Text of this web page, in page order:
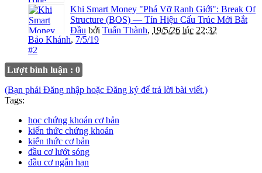
Khi Smart Money "Phá Vỡ Ranh Giới": Break Of
Structure (BOS) — Tín Hiệu Cấu Trúc Mới Bắt
Đầu bởi Tuấn Thành, 19/5/26 lúc 22:32
Bảo Khánh, 7/5/19
#2
Lượt bình luận : 0
(Bạn phải Đăng nhập hoặc Đăng ký để trả lời bài viết.)
Tags:
học chứng khoán cơ bản
kiến thức chứng khoán
kiến thức cơ bản
đầu cơ lướt sóng
đầu cơ ngắn hạn